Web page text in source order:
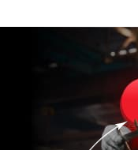
проводится
вертикальности
5. Заливка
вокруг них
создания
6. Окончательная
можно провести